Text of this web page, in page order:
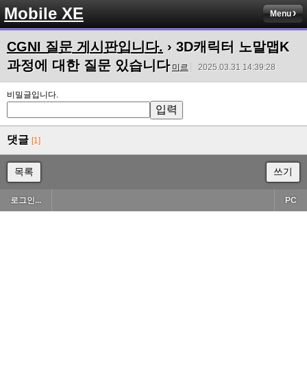
Mobile XE Menu
CGNI 질문 게시판입니다. › 3D캐릭터 노말맵K
과정에 대한 질문 있습니다 미르 2025.03.31 14:39:28
비밀글입니다.
댓글 [1]
목록 쓰기
로그인... PC